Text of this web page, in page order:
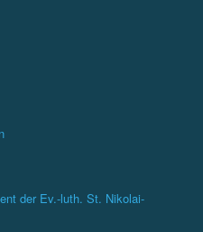
der Ev.-luth. St. Nikolai-